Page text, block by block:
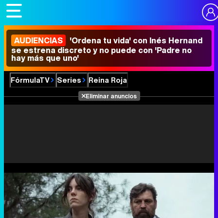
AUDIENCIAS 'Ordena tu vida' con Inés Hernand
se estrena discreto y no puede con 'Padre no
hay más que uno'
FórmulaTV Series Reina Roja
Eliminar anuncios